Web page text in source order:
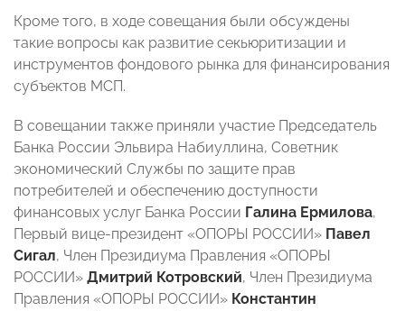
Кроме того, в ходе совещания были обсуждены
такие вопросы как развитие секьюритизации и
инструментов фондового рынка для финансирования
субъектов МСП.
В совещании также приняли участие Председатель
Банка России Эльвира Набиуллина, Советник
экономический Службы по защите прав
потребителей и обеспечению доступности
финансовых услуг Банка России Галина Ермилова,
Первый вице-президент «ОПОРЫ РОССИИ» Павел
Сигал, Член Президиума Правления «ОПОРЫ
РОССИИ» Дмитрий Котровский, Член Президиума
Правления «ОПОРЫ РОССИИ» Константин